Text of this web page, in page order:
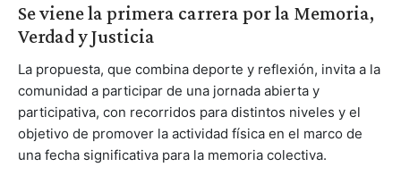
Se viene la primera carrera por la Memoria,
Verdad y Justicia
La propuesta, que combina deporte y reflexión, invita a la
comunidad a participar de una jornada abierta y
participativa, con recorridos para distintos niveles y el
objetivo de promover la actividad física en el marco de
una fecha significativa para la memoria colectiva.